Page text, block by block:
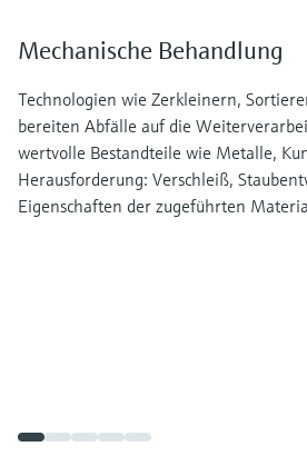
Mechanische Behandlung
Technologien wie Zerkleinern,
bereiten Abfälle auf die
wertvolle Bestandteile wie Metalle,
Herausforderung: Verschleiß,
Eigenschaften der zugeführten